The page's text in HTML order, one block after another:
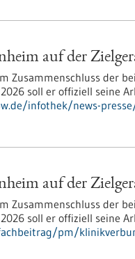
auf der
Zusammenschluss der
soll er offiziell seine
infothek/news-
auf der
Zusammenschluss der
soll er offiziell seine
pm/